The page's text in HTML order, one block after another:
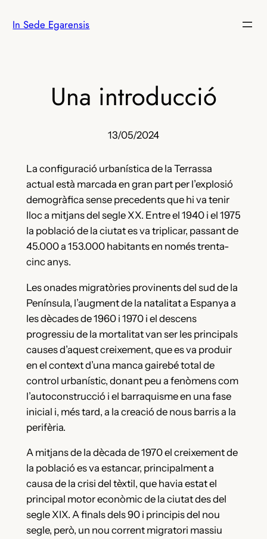
In Sede Egarensis
Una introducció
13/05/2024
La configuració urbanística de la Terrassa
actual està marcada en gran part per l’explosió
demogràfica sense precedents que hi va tenir
lloc a mitjans del segle XX. Entre el 1940 i el 1975
la població de la ciutat es va triplicar, passant de
45.000 a 153.000 habitants en només trenta-
cinc anys.
Les onades migratòries provinents del sud de la
Península, l’augment de la natalitat a Espanya a
les dècades de 1960 i 1970 i el descens
progressiu de la mortalitat van ser les principals
causes d’aquest creixement, que es va produir
en el context d’una manca gairebé total de
control urbanístic, donant peu a fenòmens com
l’autoconstrucció i el barraquisme en una fase
inicial i, més tard, a la creació de nous barris a la
perifèria.
A mitjans de la dècada de 1970 el creixement de
la població es va estancar, principalment a
causa de la crisi del tèxtil, que havia estat el
principal motor econòmic de la ciutat des del
segle XIX. A finals dels 90 i principis del nou
segle, però, un nou corrent migratori massiu